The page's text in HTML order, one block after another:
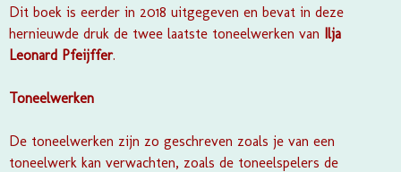
Dit boek is eerder in 2018 uitgegeven en bevat in deze
hernieuwde druk de twee laatste toneelwerken van Ilja
Leonard Pfeijffer.
Toneelwerken
De toneelwerken zijn zo geschreven zoals je van een
toneelwerk kan verwachten, zoals de toneelspelers de